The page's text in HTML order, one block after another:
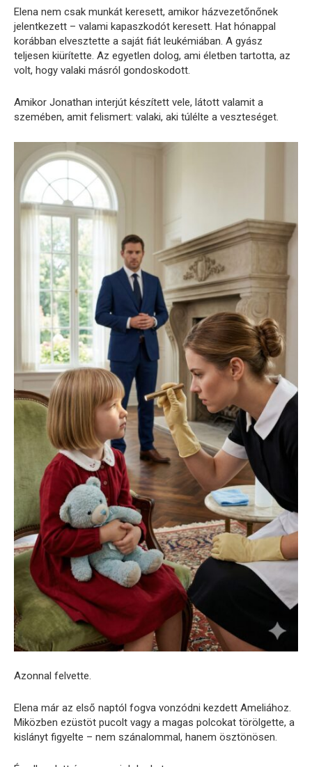
Elena nem csak munkát keresett, amikor házvezetőnőnek
jelentkezett – valami kapaszkodót keresett. Hat hónappal
korábban elvesztette a saját fiát leukémiában. A gyász
teljesen kiürítette. Az egyetlen dolog, ami életben tartotta, az
volt, hogy valaki másról gondoskodott.
Amikor Jonathan interjút készített vele, látott valamit a
szemében, amit felismert: valaki, aki túlélte a veszteséget.
Azonnal felvette.
Elena már az első naptól fogva vonzódni kezdett Ameliához.
Miközben ezüstöt pucolt vagy a magas polcokat törölgette, a
kislányt figyelte – nem szánalommal, hanem ösztönösen.